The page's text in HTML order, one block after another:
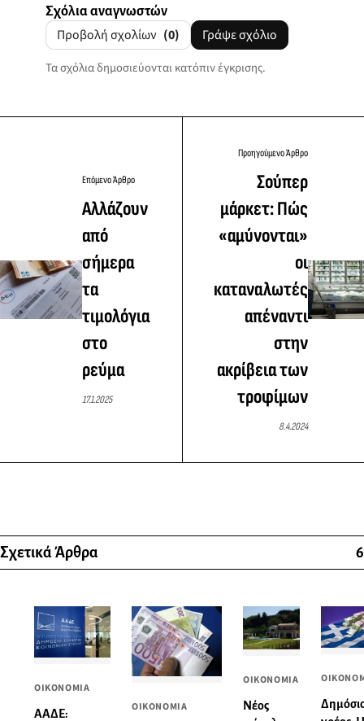
Σχόλια αναγνωστών
Προβολή σχολίων (0) Γράψε σχόλιο
Τα σχόλια δημοσιεύονται κατόπιν έγκρισης.
Επόμενο Άρθρο
Αλλάζουν
από
σήμερα
τα
τιμολόγια
στο
ρεύμα
17.1.2025
Προηγούμενο Άρθρο
Σούπερ
μάρκετ: Πώς
«αμύνονται»
οι
καταναλωτές
απέναντι
στην
ακρίβεια των
τροφίμων
8.4.2024
Σχετικά Άρθρα 6
ΟΙΚΟΝΟΜΙΑ
ΑΑΔΕ:
ΟΙΚΟΝΟΜΙΑ
ΟΙΚΟΝΟΜΙΑ
Νέος